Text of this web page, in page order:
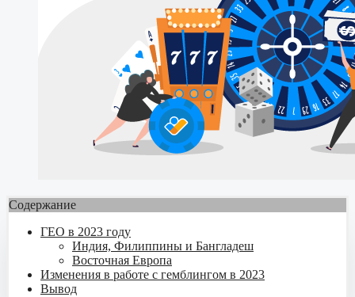
Содержание
ГЕО в 2023 году
Индия, Филиппины и Бангладеш
Восточная Европа
Изменения в работе с гемблингом в 2023
Вывод